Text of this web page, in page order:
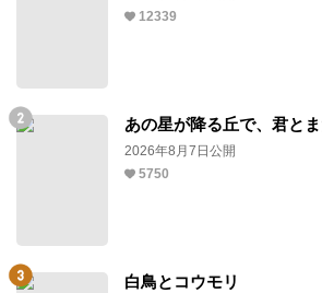
12339
あの星が降る丘で、君とま
2026年8月7日公開
5750
白鳥とコウモリ